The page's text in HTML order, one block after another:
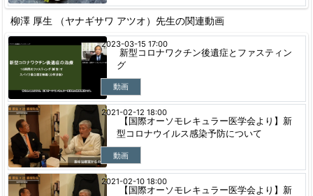
柳澤 厚生 （ヤナギサワ アツオ）先生の関連動画
新型コロナワクチン後遺症とファスティン
グ
動画
2023-03-15 17:00
【国際オーソモレキュラー医学会より】新
型コロナウイルス感染予防について
動画
2021-02-12 18:00
【国際オーソモレキュラー医学会より】新
2021-02-10 18:00